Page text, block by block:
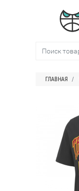
ГЛАВНАЯ